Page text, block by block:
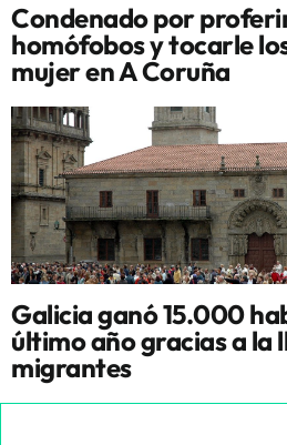
Condenado por
homófobos y tocarle
mujer en A Coruña
Galicia ganó 15.000
último año gracias a la
migrantes